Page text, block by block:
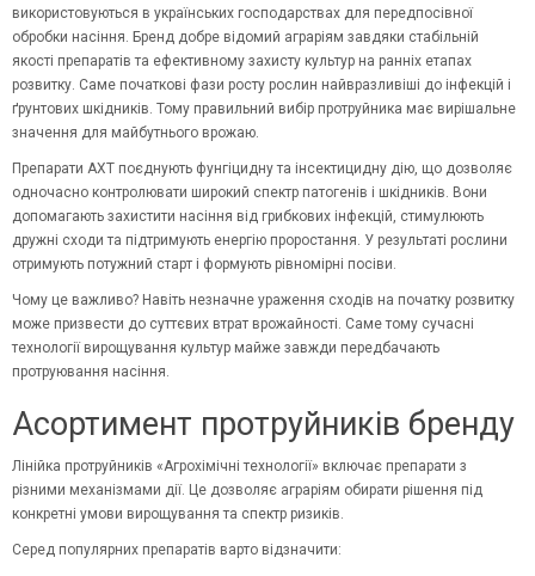
використовуються в українських господарствах для передпосівної
обробки насіння. Бренд добре відомий аграріям завдяки стабільній
якості препаратів та ефективному захисту культур на ранніх етапах
розвитку. Саме початкові фази росту рослин найвразливіші до інфекцій і
ґрунтових шкідників. Тому правильний вибір протруйника має вирішальне
значення для майбутнього врожаю.
Препарати АХТ поєднують фунгіцидну та інсектицидну дію, що дозволяє
одночасно контролювати широкий спектр патогенів і шкідників. Вони
допомагають захистити насіння від грибкових інфекцій, стимулюють
дружні сходи та підтримують енергію проростання. У результаті рослини
отримують потужний старт і формують рівномірні посіви.
Чому це важливо? Навіть незначне ураження сходів на початку розвитку
може призвести до суттєвих втрат врожайності. Саме тому сучасні
технології вирощування культур майже завжди передбачають
протруювання насіння.
Асортимент протруйників бренду
Лінійка протруйників «Агрохімічні технології» включає препарати з
різними механізмами дії. Це дозволяє аграріям обирати рішення під
конкретні умови вирощування та спектр ризиків.
Серед популярних препаратів варто відзначити: